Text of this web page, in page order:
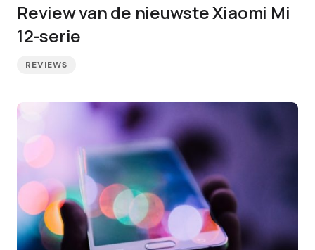
Review van de nieuwste Xiaomi Mi
12-serie
REVIEWS